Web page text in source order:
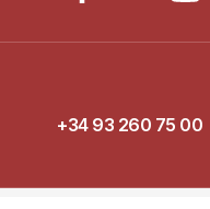
+34 93 260 75 00